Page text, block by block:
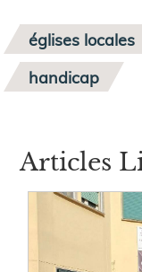
églises locales
handicap
Articles